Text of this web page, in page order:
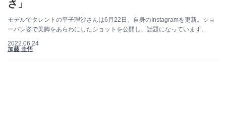
さ」
モデルでタレントの平子理沙さんは6月22日、自身のInstagramを更新。ショ
ーパン姿で美脚をあらわにしたショットを公開し、話題になっています。
2022.06.24
加藤 圭悟